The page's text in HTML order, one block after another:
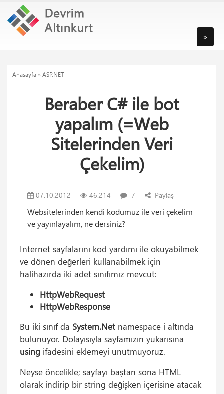
»
Anasayfa » ASP.NET
Beraber C# ile bot
yapalım (=Web
Sitelerinden Veri
Çekelim)
07.10.2012 46.214 7 Paylaş
Websitelerinden kendi kodumuz ile veri çekelim
ve yayınlayalım, ne dersiniz?
Internet sayfalarını kod yardımı ile okuyabilmek
ve dönen değerleri kullanabilmek için
halihazırda iki adet sınıfımız mevcut:
HttpWebRequest
HttpWebResponse
Bu iki sınıf da System.Net namespace i altında
bulunuyor. Dolayısıyla sayfamızın yukarısına
using ifadesini eklemeyi unutmuyoruz.
Neyse öncelikle; sayfayı baştan sona HTML
olarak indirip bir string değişken içerisine atacak